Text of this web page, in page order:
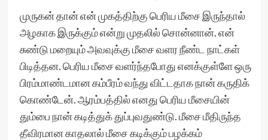
முருகன் தான் என் முகத்திற்கு பெரிய மீசை இருந்தால்
அழகாக இருக்கும் என்று முதலில் சொன்னான். என்
சுண்டு மறையும் அவவுக்கு மீசை வளர நீண்ட நாட்கள்
பிடித்தன. பெரிய மீசை வளர்ந்தபோது எனக்குள்ளே ஒரு
பிரம்மாண்டமான கம்பீரம் வந்து விட்டதாக நான் கருதிக்
கொண்டேன். ஆரம்பத்தில் எனது பெரிய மீசையின்
தும்பை நான் கடித்துக் துப்புவதுண்டு. மீசை மீதிருந்த
தீவிரமான காதலால் மீசை கடிக்கும் பழக்கம்